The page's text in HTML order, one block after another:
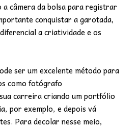
a câmera da bolsa para registrar
conquistar a garotada,
a criatividade e os
ser um excelente método para
como fotógrafo
carreira criando um portfólio
por exemplo, e depois vá
Para decolar nesse meio,